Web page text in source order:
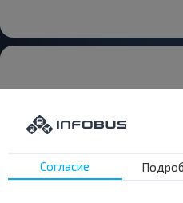
Хотите
путешествовать
Согласие